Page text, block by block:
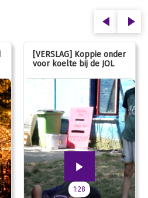
[VERSLAG] Koppie onder
voor koelte bij de JOL
1:28